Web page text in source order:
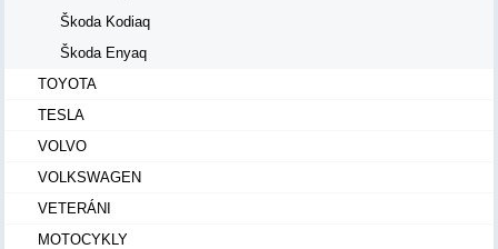
Škoda Kodiaq
Škoda Enyaq
TOYOTA
TESLA
VOLVO
VOLKSWAGEN
VETERÁNI
MOTOCYKLY